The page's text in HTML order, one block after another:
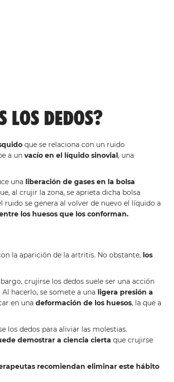
LOS DEDOS?
que se relaciona con un ruido
a un vacío en el líquido sinovial, una
una liberación de gases en la bolsa
al crujir la zona, se aprieta dicha bolsa
ruido se genera al volver de nuevo el líquido a
los huesos que los conforman.
la aparición de la artritis. No obstante, los
crujirse los dedos suele ser una acción
hacerlo, se somete a una ligera presión a
en una deformación de los huesos, la que a
los dedos para aliviar las molestias.
demostrar a ciencia cierta que crujirse
recomiendan eliminar este hábito